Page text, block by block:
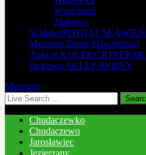
Wszedzień
Złakowo
SchlawePOWIAT
Muzeum Ziemi Sławieńskiej
Aukcje
Jackowo SKLEP RYBNY
Muzeum
Chudaczewko
Chudaczewo
Jarosławiec
Jezierzany